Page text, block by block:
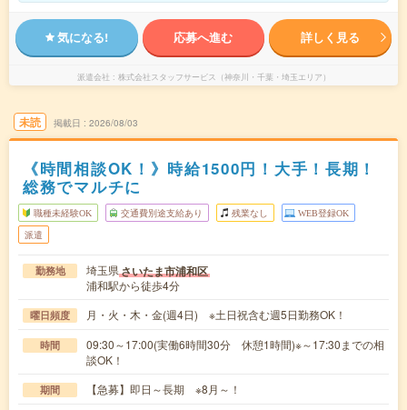
気になる! 応募へ進む 詳しく見る
派遣会社 株式会社スタッフサービス（神奈川・千葉・埼玉エリア）
未読 掲載日 2026/08/03
《時間相談OK！》時給1500円！大手！長期！
総務でマルチに
職種未経験OK 交通費別途支給あり 残業なし WEB登録OK
派遣
勤務地 埼玉県さいたま市浦和区
浦和駅から徒歩4分
曜日頻度 月・火・木・金(週4日) ※土日祝含む週5日勤務OK！
時間
09:30～17:00(実働6時間30分 休憩1時間)※～17:30までの相
談OK！
期間 【急募】即日～長期 ※8月～！